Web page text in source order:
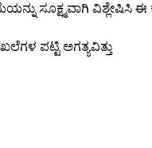
ಸೂಕ್ಷ್ಮವಾಗಿ ವಿಶ್ಲೇಷಿಸಿ ಈ
ಪಟ್ಟಿ ಅಗತ್ಯವಿತ್ತು